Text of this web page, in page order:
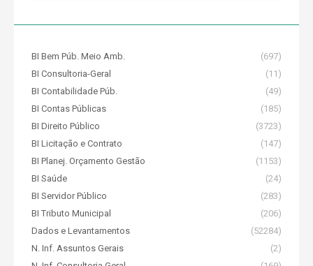
BI Bem Púb. Meio Amb.
(697)
BI Consultoria-Geral
(11)
BI Contabilidade Púb.
(49)
BI Contas Públicas
(185)
BI Direito Público
(3723)
BI Licitação e Contrato
(147)
BI Planej. Orçamento Gestão
(1153)
BI Saúde
(24)
BI Servidor Público
(283)
BI Tributo Municipal
(206)
Dados e Levantamentos
(52284)
N. Inf. Assuntos Gerais
(2)